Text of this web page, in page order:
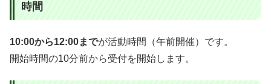
時間
10:00から12:00までが活動時間（午前開催）です。
開始時間の10分前から受付を開始します。